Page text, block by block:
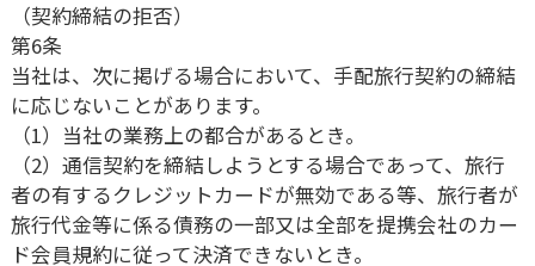
（契約締結の拒否）
第6条
当社は、次に掲げる場合において、手配旅行契約の締結
に応じないことがあります。
（1）当社の業務上の都合があるとき。
（2）通信契約を締結しようとする場合であって、旅行
者の有するクレジットカードが無効である等、旅行者が
旅行代金等に係る債務の一部又は全部を提携会社のカー
ド会員規約に従って決済できないとき。